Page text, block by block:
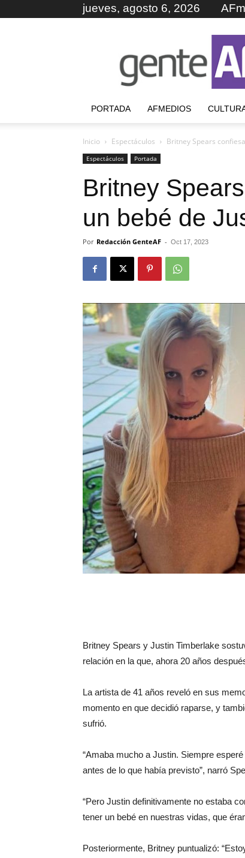
jueves, agosto 6, 2026
PORTADA AFMEDIOS
Inicio Espectáculos Britney Spears
Espectáculos Portada
Britney
un bebé de
Por Redacción GenteAF - Oct 17, 2023
Britney Spears y Justin Timberlake
relación en la que, ahora 20 años
La artista de 41 años reveló en sus
momento en que decidió raparse, y
sufrió.
“Amaba mucho a Justin. Siempre
antes de lo que había previsto”, narró
“Pero Justin definitivamente no estaba
tener un bebé en nuestras vidas, que
Posteriormente, Britney puntualizó: